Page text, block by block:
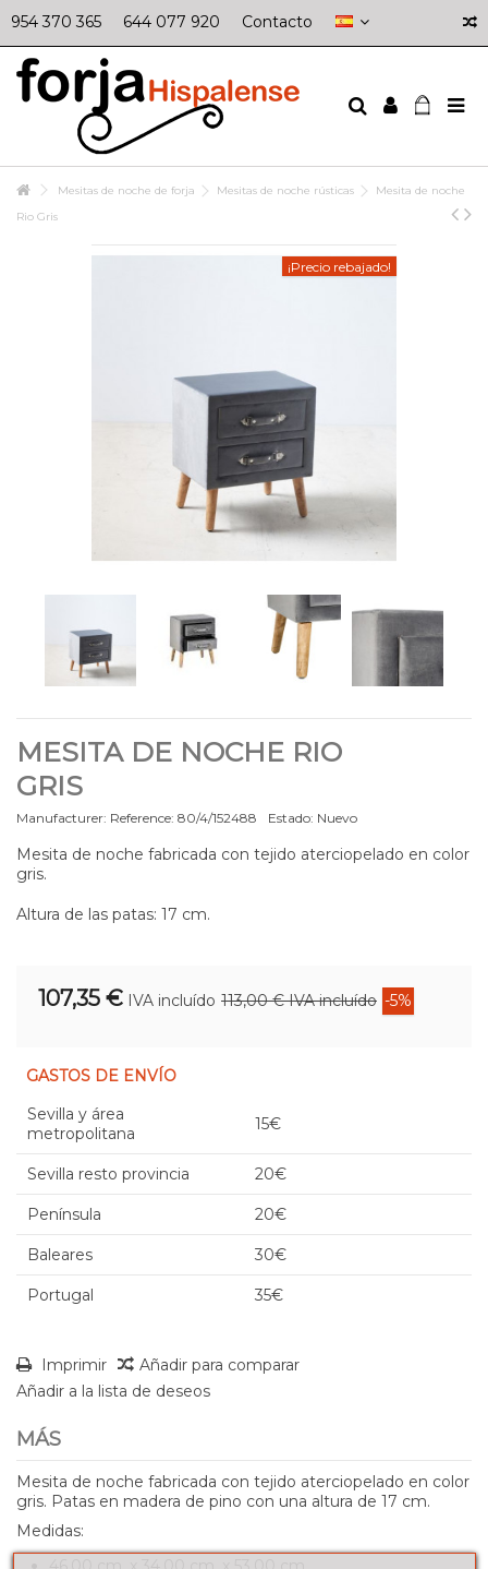
954 370 365 644 077 920 Contacto
Mesitas de noche de forja Mesitas de noche rústicas
Mesita de noche
Rio Gris
¡Precio rebajado!
MESITA DE NOCHE RIO
GRIS
Manufacturer: Reference: 80/4/152488 Estado: Nuevo
Mesita de noche fabricada con tejido aterciopelado en color
gris.
Altura de las patas: 17 cm.
107,35 € IVA incluído 113,00 €IVA incluído -5%
GASTOS DE ENVÍO
Sevilla y área
metropolitana
15€
Sevilla resto provincia 20€
Península 20€
Baleares 30€
Portugal 35€
Imprimir
Añadir para comparar
Añadir a la lista de deseos
MÁS
Mesita de noche fabricada con tejido aterciopelado en color
gris. Patas en madera de pino con una altura de 17 cm.
Medidas: